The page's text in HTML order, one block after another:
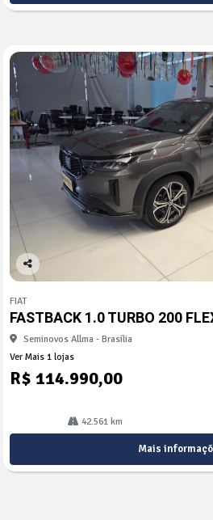
Co
arti
lhe
FIAT
FASTBACK 1.0 TURBO 200
Seminovos Allma - Brasília
Ver Mais 1 lojas
R$ 114.990,00
42.561 km
Mais